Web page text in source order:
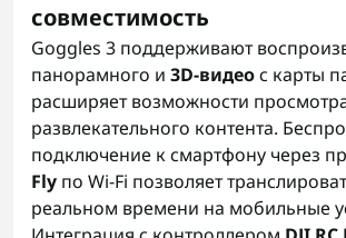
совместимость
Goggles 3 поддерживают
панорамного и 3D-видеос карты
расширяет возможности
развлекательного контента.
подключение к смартфону через
Fly по Wi-Fi позволяет
реальном времени на мобильные